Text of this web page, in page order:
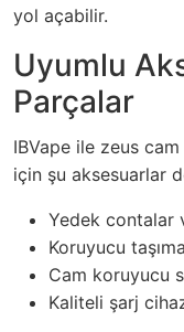
yol açabilir.
Uyumlu
Parçalar
IBVape ile zeus
için şu aksesuarlar
Yedek contalar
Koruyucu taşıma
Cam koruyucu
Kaliteli şarj